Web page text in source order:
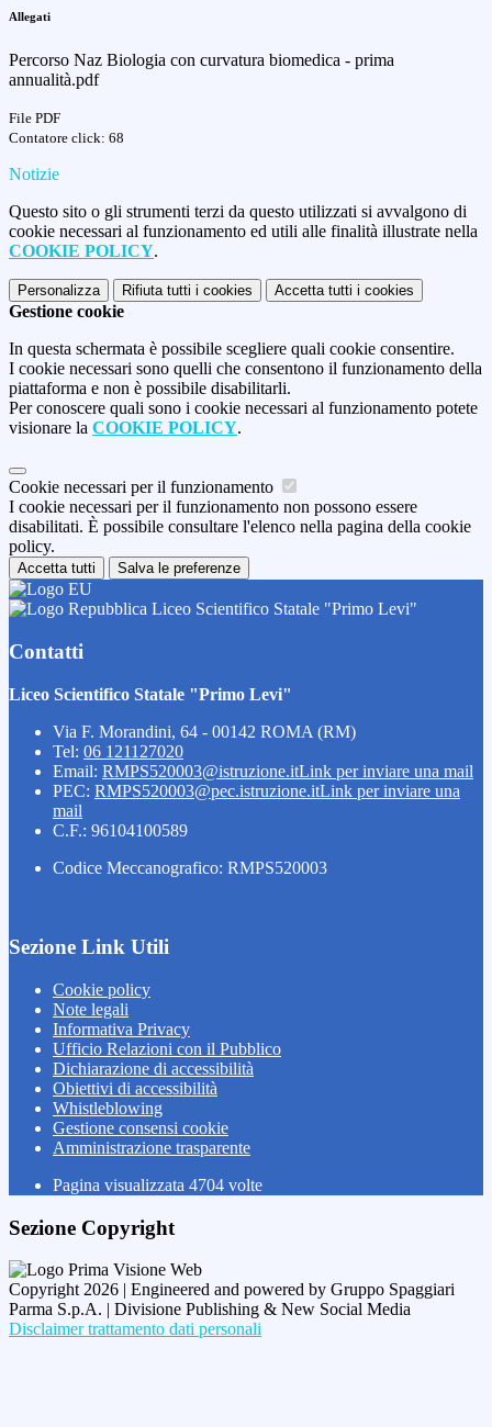
Allegati
Percorso Naz Biologia con curvatura biomedica - prima
annualità.pdf
File PDF
Contatore click: 68
Notizie
Questo sito o gli strumenti terzi da questo utilizzati si avvalgono di
cookie necessari al funzionamento ed utili alle finalità illustrate nella
COOKIE POLICY.
Personalizza Rifiuta tutti i cookies Accetta tutti i cookies
Gestione cookie
In questa schermata è possibile scegliere quali cookie consentire.
I cookie necessari sono quelli che consentono il funzionamento della
piattaforma e non è possibile disabilitarli.
Per conoscere quali sono i cookie necessari al funzionamento potete
visionare la COOKIE POLICY.
Cookie necessari per il funzionamento
I cookie necessari per il funzionamento non possono essere
disabilitati. È possibile consultare l'elenco nella pagina della cookie
policy.
Accetta tutti Salva le preferenze
Liceo Scientifico Statale "Primo Levi"
Contatti
Liceo Scientifico Statale "Primo Levi"
Via F. Morandini, 64 - 00142 ROMA (RM)
Tel: 06 121127020
Email: RMPS520003@istruzione.itLink per inviare una mail
PEC: RMPS520003@pec.istruzione.itLink per inviare una
mail
C.F.: 96104100589
Codice Meccanografico: RMPS520003
Sezione Link Utili
Cookie policy
Note legali
Informativa Privacy
Ufficio Relazioni con il Pubblico
Dichiarazione di accessibilità
Obiettivi di accessibilità
Whistleblowing
Gestione consensi cookie
Amministrazione trasparente
Pagina visualizzata 4704 volte
Sezione Copyright
Copyright 2026 | Engineered and powered by Gruppo Spaggiari
Parma S.p.A. | Divisione Publishing & New Social Media
Disclaimer trattamento dati personali